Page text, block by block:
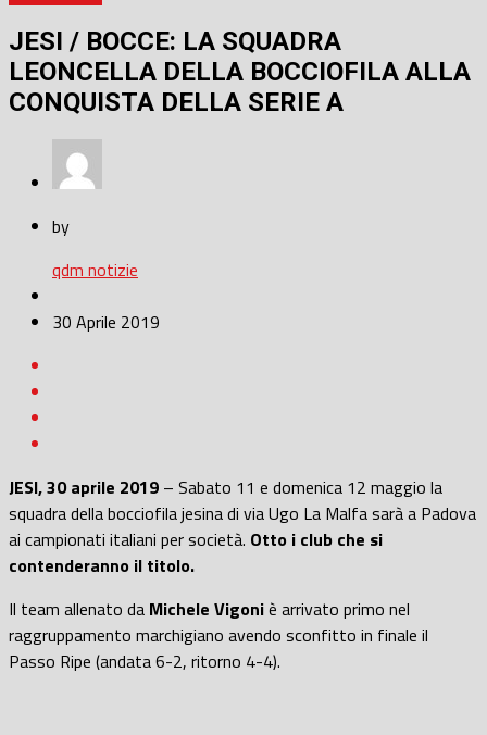
JESI / BOCCE: LA SQUADRA
LEONCELLA DELLA BOCCIOFILA ALLA
CONQUISTA DELLA SERIE A
by
qdm notizie
30 Aprile 2019
JESI, 30 aprile 2019 – Sabato 11 e domenica 12 maggio la
squadra della bocciofila jesina di via Ugo La Malfa sarà a Padova
ai campionati italiani per società. Otto i club che si
contenderanno il titolo.
Il team allenato da Michele Vigoniè arrivato primo nel
raggruppamento marchigiano avendo sconfitto in finale il
Passo Ripe (andata 6-2, ritorno 4-4).